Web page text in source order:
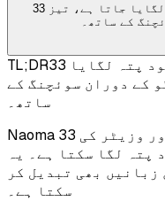
33 زبانیں، براؤزر سے خود بخود پتہ لگایا جاتا ہے، تیز
کے ساتھ۔
TL;DR33 زبانیں، براؤزر سے خود بخود پتہ لگایا
کے دوران سوئچنگ کے
ساتھ۔
Naoma 33 زبانوں کو سپورٹ کرتا ہے اور وزیٹر کی
پتہ لگا سکتا ہے۔ یہ
بھی تبدیل کر
سکتا ہے۔